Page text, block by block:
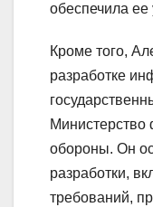
обеспечила
Кроме того,
разработке
Министерство
обороны. Он
разработки,
требований,